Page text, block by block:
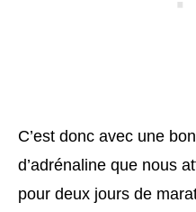
C’est donc avec une
d’adrénaline que nous
pour deux jours de